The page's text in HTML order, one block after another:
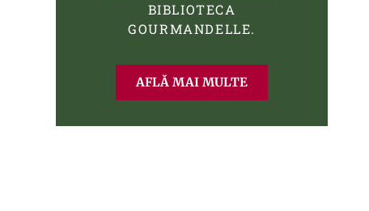
BIBLIOTECA
GOURMANDELLE.
AFLĂ MAI MULTE